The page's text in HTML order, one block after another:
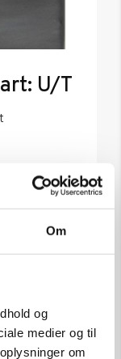
Om
og
medier og til
om
U/T